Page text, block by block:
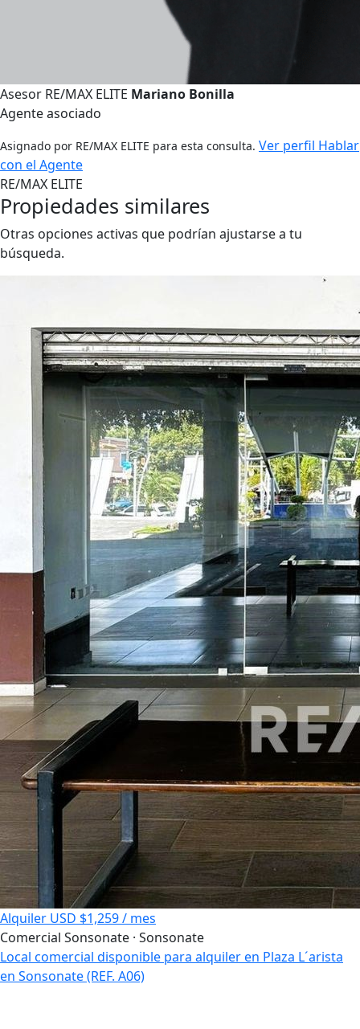
Asesor RE/MAX ELITE Mariano Bonilla
Agente asociado
Asignado por RE/MAX ELITE para esta consulta. Ver perfil Hablar
con el Agente
RE/MAX ELITE
Propiedades similares
Otras opciones activas que podrían ajustarse a tu
búsqueda.
Alquiler USD $1,259 / mes
Comercial Sonsonate · Sonsonate
Local comercial disponible para alquiler en Plaza L´arista
en Sonsonate (REF. A06)